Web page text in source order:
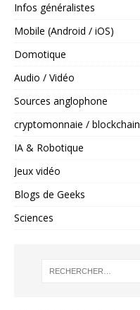
Infos généralistes
Mobile (Android / iOS)
Domotique
Audio / Vidéo
Sources anglophone
cryptomonnaie / blockchain
IA & Robotique
Jeux vidéo
Blogs de Geeks
Sciences